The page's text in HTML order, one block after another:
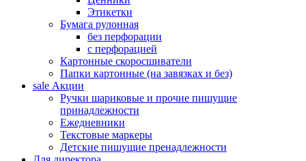
Этикетки
Бумага рулонная
без перфорации
с перфорацией
Картонные скоросшиватели
Папки картонные (на завязках и без)
sale Акции
Ручки шариковые и прочие пишущие
принадлежности
Ежедневники
Текстовые маркеры
Детские пишущие пренадлежности